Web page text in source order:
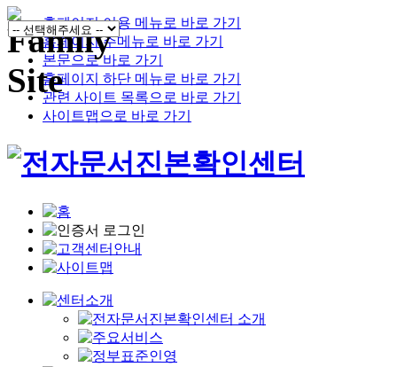
홈페이지 이용 메뉴로 바로 가기
홈페이지 주메뉴로 바로 가기
본문으로 바로 가기
홈페이지 하단 메뉴로 바로 가기
관련 사이트 목록으로 바로 가기
사이트맵으로 바로 가기